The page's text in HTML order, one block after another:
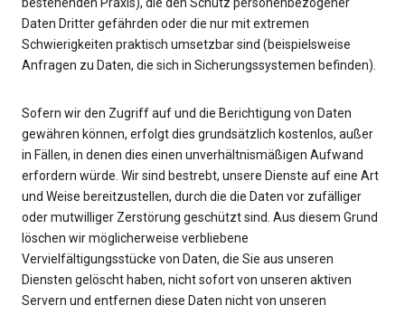
bestehenden Praxis), die den Schutz personenbezogener
Daten Dritter gefährden oder die nur mit extremen
Schwierigkeiten praktisch umsetzbar sind (beispielsweise
Anfragen zu Daten, die sich in Sicherungssystemen befinden).
Sofern wir den Zugriff auf und die Berichtigung von Daten
gewähren können, erfolgt dies grundsätzlich kostenlos, außer
in Fällen, in denen dies einen unverhältnismäßigen Aufwand
erfordern würde. Wir sind bestrebt, unsere Dienste auf eine Art
und Weise bereitzustellen, durch die die Daten vor zufälliger
oder mutwilliger Zerstörung geschützt sind. Aus diesem Grund
löschen wir möglicherweise verbliebene
Vervielfältigungsstücke von Daten, die Sie aus unseren
Diensten gelöscht haben, nicht sofort von unseren aktiven
Servern und entfernen diese Daten nicht von unseren